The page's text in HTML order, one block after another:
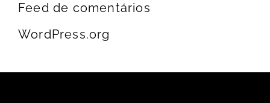
Feed de comentários
WordPress.org